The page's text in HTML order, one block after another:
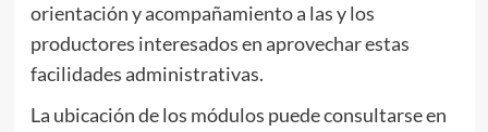
orientación y acompañamiento a las y los
productores interesados en aprovechar estas
facilidades administrativas.
La ubicación de los módulos puede consultarse en